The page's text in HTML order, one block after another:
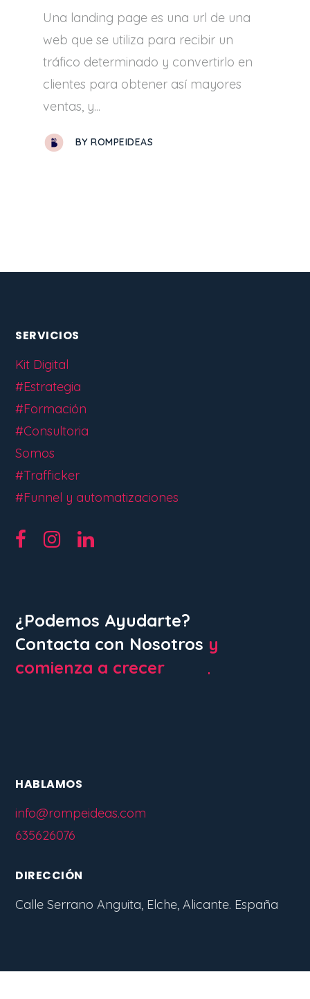
Una landing page es una url de una
web que se utiliza para recibir un
tráfico determinado y convertirlo en
clientes para obtener así mayores
ventas, y...
BY ROMPEIDEAS
SERVICIOS
Kit Digital
#Estrategia
#Formación
#Consultoria
Somos
#Trafficker
#Funnel y automatizaciones
¿Podemos Ayudarte?
Contacta con Nosotros y
comienza a crecer
HABLAMOS
info@rompeideas.com
635626076
DIRECCIÓN
Calle Serrano Anguita, Elche, Alicante. España